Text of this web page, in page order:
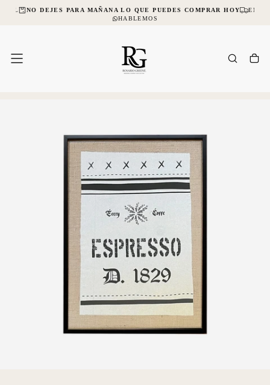
SALTAR
NO DEJES PARA MAÑANA LO QUE PUEDES COMPRAR HOY
HABLEMOS